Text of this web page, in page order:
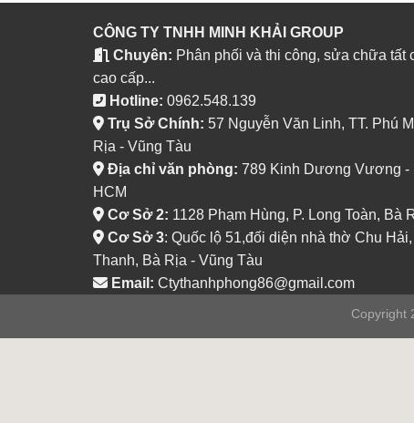
CÔNG TY TNHH MINH KHẢI GROUP
Chuyên: Phân phối và thi công, sửa chữa tất
cao cấp...
Hotline: 0962.548.139
Trụ Sở Chính: 57 Nguyễn Văn Linh, TT. Phú
Rịa - Vũng Tàu
Địa chỉ văn phòng: 789 Kinh Dương Vương -
HCM
Cơ Sở 2: 1128 Phạm Hùng, P. Long Toàn, Bà
Cơ Sở 3: Quốc lộ 51,đối diện nhà thờ Chu
Thanh, Bà Rịa - Vũng Tàu
Email: Ctythanhphong86@gmail.com
Copyright